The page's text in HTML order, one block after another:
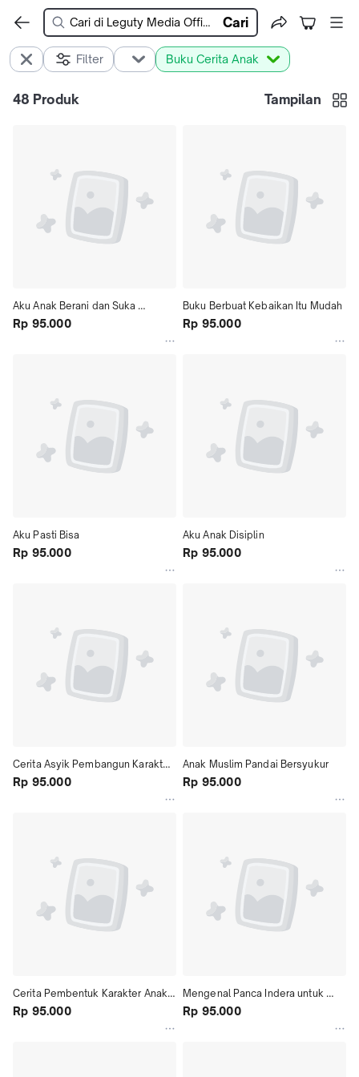
Cari
Filter Buku Cerita Anak
48 Produk Tampilan
Aku Anak Berani dan Suka
Menolong1
Rp 95.000
Aku Pasti Bisa
Rp 95.000
Cerita Asyik Pembangun Karakter
Anak Hebat
Rp 95.000
Cerita Pembentuk Karakter Anak
Hebat
Rp 95.000
Buku Berbuat Kebaikan Itu Mudah
Rp 95.000
Aku Anak Disiplin
Rp 95.000
Anak Muslim Pandai Bersyukur
Rp 95.000
Mengenal Panca Indera untuk
Anak
Rp 95.000